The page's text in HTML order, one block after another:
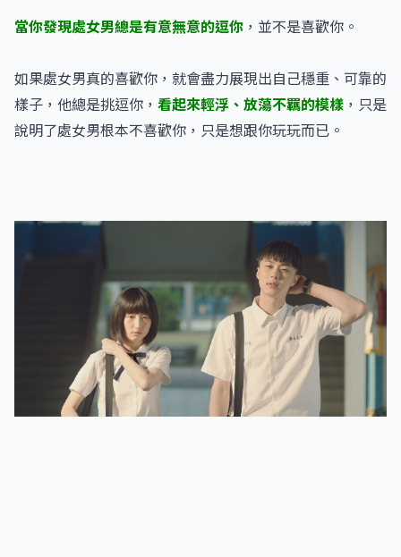
當你發現處女男總是有意無意的逗你 ，並不是喜歡你。
如果處女男真的喜歡你，就會盡力展現出自己穩重、可靠的
樣子，他總是挑逗你， 看起來輕浮、放蕩不羈的模樣 ，只是
說明了處女男根本不喜歡你，只是想跟你玩玩而已。